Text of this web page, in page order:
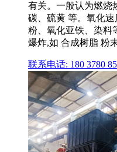
有关。一般认为燃烧
碳、硫黄 等。氧化
粉、氧化亚铁、染料
爆炸,如 合成树脂 粉
联系电话: 180 3780